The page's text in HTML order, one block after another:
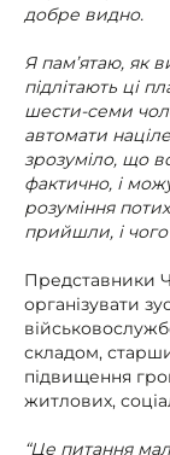
добре видно.
Я пам’ятаю, як
підлітають ці
шести-семи
автомати
зрозуміло, що
фактично, і
розуміння
прийшли, і чого
Представники
організувати
складом,
підвищення
житлових,
“Це питання